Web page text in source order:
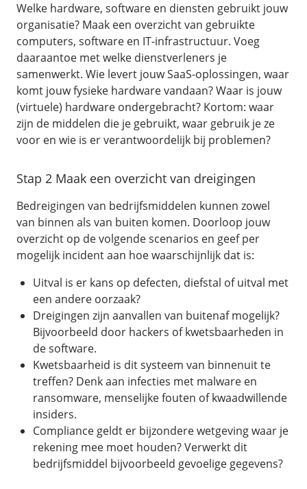
Weekly Backups
Snapshots
/Overig
API
Fast Installs
Netwerk
BladeVPS
PerformanceVPS
Welke hardware, software en diensten gebruikt jouw
organisatie? Maak een overzicht van gebruikte
computers, software en IT-infrastructuur. Voeg
daaraantoe met welke dienstverleners je
samenwerkt. Wie levert jouw SaaS-oplossingen, waar
komt jouw fysieke hardware vandaan? Waar is jouw
(virtuele) hardware ondergebracht? Kortom: waar
zijn de middelen die je gebruikt, waar gebruik je ze
voor en wie is er verantwoordelijk bij problemen?
Stap 2 Maak een overzicht van dreigingen
Bedreigingen van bedrijfsmiddelen kunnen zowel
van binnen als van buiten komen. Doorloop jouw
overzicht op de volgende scenarios en geef per
mogelijk incident aan hoe waarschijnlijk dat is:
Uitval is er kans op defecten, diefstal of uitval met
een andere oorzaak?
Dreigingen zijn aanvallen van buitenaf mogelijk?
Bijvoorbeeld door hackers of kwetsbaarheden in
de software.
Kwetsbaarheid is dit systeem van binnenuit te
treffen? Denk aan infecties met malware en
ransomware, menselijke fouten of kwaadwillende
insiders.
Compliance geldt er bijzondere wetgeving waar je
rekening mee moet houden? Verwerkt dit
bedrijfsmiddel bijvoorbeeld gevoelige gegevens?